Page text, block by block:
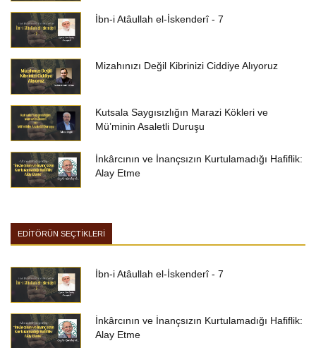
İbn-i Atâullah el-İskenderî - 7
Mizahınızı Değil Kibrinizi Ciddiye Alıyoruz
Kutsala Saygısızlığın Marazi Kökleri ve
Mü’minin Asaletli Duruşu
İnkârcının ve İnançsızın Kurtulamadığı Hafiflik:
Alay Etme
EDİTÖRÜN SEÇTİKLERİ
İbn-i Atâullah el-İskenderî - 7
İnkârcının ve İnançsızın Kurtulamadığı Hafiflik:
Alay Etme